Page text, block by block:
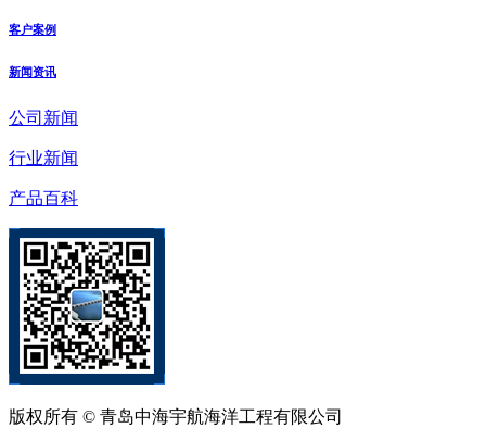
客户案例
新闻资讯
公司新闻
行业新闻
产品百科
版权所有 © 青岛中海宇航海洋工程有限公司